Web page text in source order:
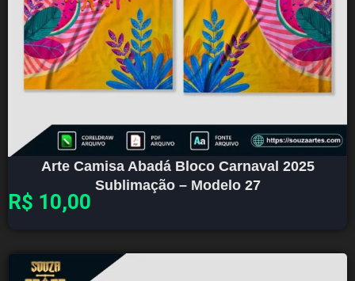
Arte Camisa Abadá Bloco Carnaval 2025
Sublimação – Modelo 27
R$ 10,00